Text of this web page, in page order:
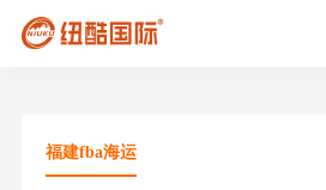
福建fba海运